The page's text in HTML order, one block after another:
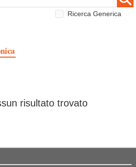
Ricerca Generica
risultato trovato